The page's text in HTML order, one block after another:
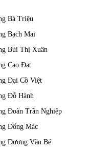
Bà Triệu
Bạch Mai
Bùi Thị Xuân
Cao Đạt
Đại Cồ Việt
Đỗ Hành
Đoàn Trần Nghiệp
Đống Mác
Dương Văn Bé